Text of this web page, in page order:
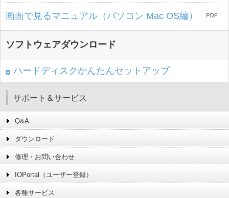
画面で見るマニュアル（パソコン Mac OS編）
ソフトウェアダウンロード
ハードディスクかんたんセットアップ
サポート＆サービス
Q&A
ダウンロード
修理・お問い合わせ
IOPortal（ユーザー登録）
各種サービス